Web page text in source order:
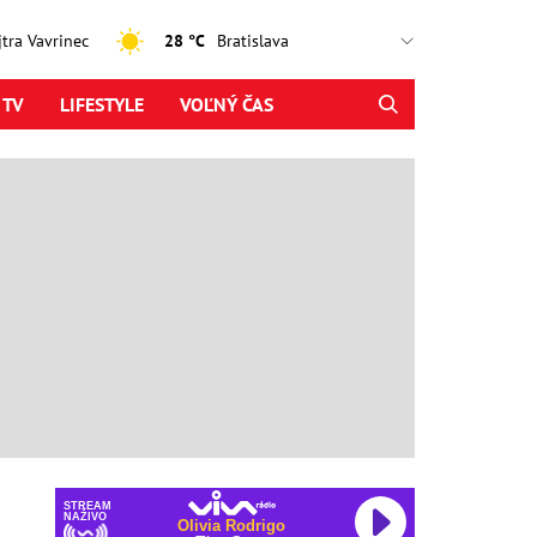
Vavrinec 28 °C
LIFESTYLE VOĽNÝ ČAS
STREAM
NAŽIVO
Olivia Rodrigo